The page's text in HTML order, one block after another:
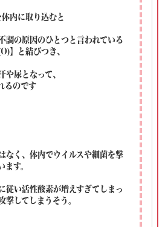
内に取り込むと
調の原因のひとつと言われている
】と結びつき、
や尿となって、
るのです
なく、体内でウイルスや細菌を撃
す。
従い活性酸素が増えすぎてしまっ
撃してしまうそう。